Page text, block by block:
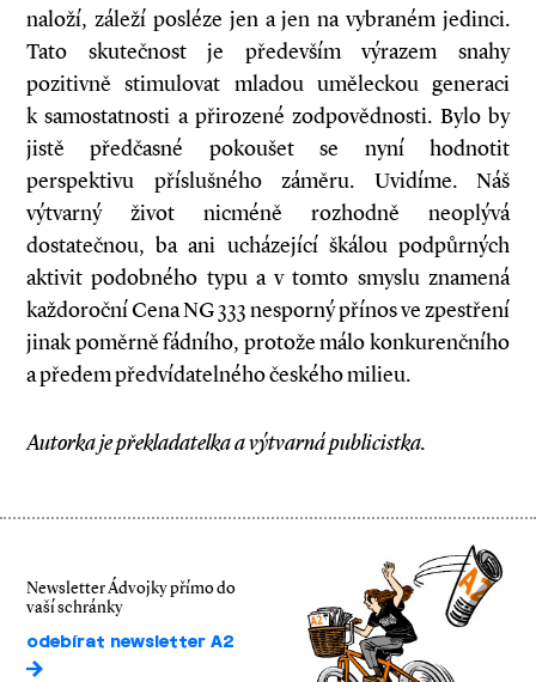
naloží, záleží posléze jen a jen na vybraném jedinci.
Tato skutečnost je především výrazem snahy
pozitivně stimulovat mladou uměleckou generaci
k samostatnosti a přirozené zodpovědnosti. Bylo by
jistě předčasné pokoušet se nyní hodnotit
perspektivu příslušného záměru. Uvidíme. Náš
výtvarný život nicméně rozhodně neoplývá
dostatečnou, ba ani ucházející škálou podpůrných
aktivit podobného typu a v tomto smyslu znamená
každoroční Cena NG 333 nesporný přínos ve zpestření
jinak poměrně fádního, protože málo konkurenčního
a předem předvídatelného českého milieu.
Autorka je překladatelka a výtvarná publicistka.
Newsletter Ádvojky přímo do
vaší schránky
odebírat newsletter A2